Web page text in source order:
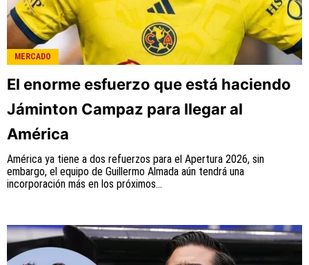
MERCADO
El enorme esfuerzo que está haciendo
Jáminton Campaz para llegar al
América
América ya tiene a dos refuerzos para el Apertura 2026, sin
embargo, el equipo de Guillermo Almada aún tendrá una
incorporación más en los próximos...